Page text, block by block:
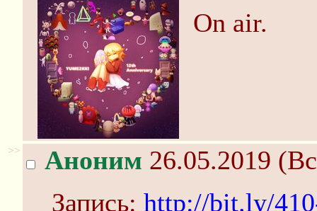
On air.
>> Аноним 26.05.2019
Запись: http://bit.ly/